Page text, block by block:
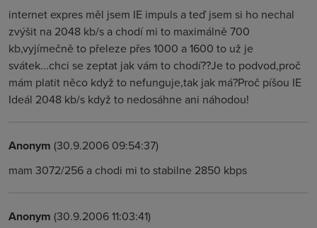
internet expres měl jsem IE impuls a teď jsem si ho nechal
zvýšit na 2048 kb/s a chodí mi to maximálně 700
kb,vyjímečně to přeleze přes 1000 a 1600 to už je
svátek...chci se zeptat jak vám to chodí??Je to podvod,proč
mám platit něco když to nefunguje,tak jak má?Proč píšou IE
Ideál 2048 kb/s když to nedosáhne ani náhodou!
Anonym (30.9.2006 09:54:37)
mam 3072/256 a chodi mi to stabilne 2850 kbps
Anonym (30.9.2006 11:03:41)